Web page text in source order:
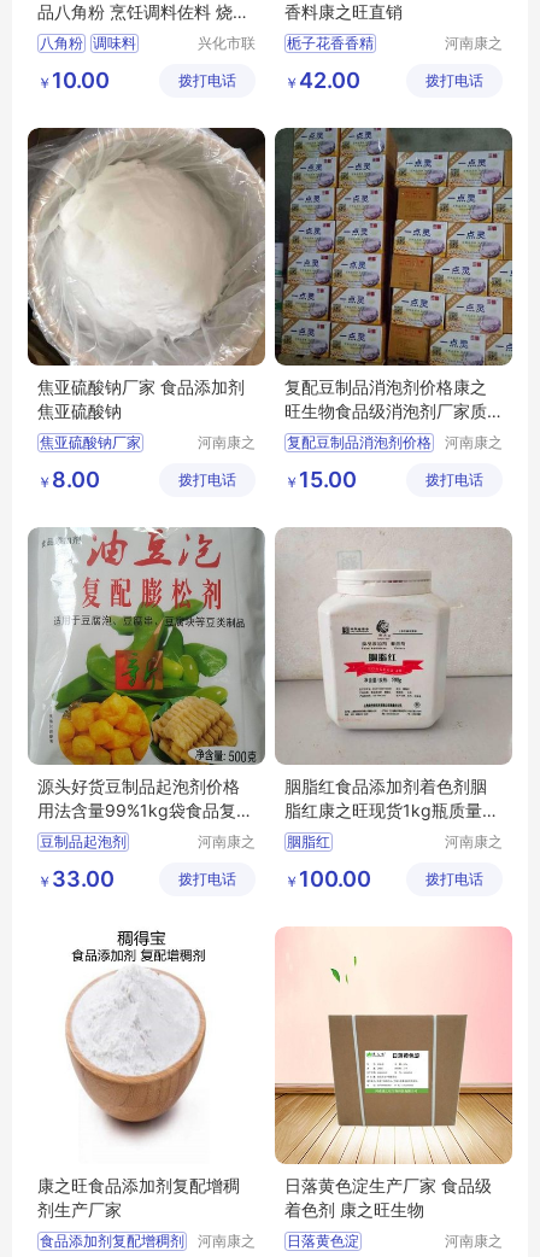
品八角粉 烹饪调料佐料 烧烤
食品调味料
八角粉 调味料
厨房调味品
兴化市联
限公司
￥ 10.00 拨打电话
香料康之旺直销
栀子花香香精
河南康之
技有限公
￥ 42.00 拨打电话
焦亚硫酸钠厂家 食品添加剂
焦亚硫酸钠
焦亚硫酸钠厂家
河南康之
技有限公
￥ 8.00 拨打电话
复配豆制品消泡剂价格康之
旺生物食品级消泡剂厂家质
量保证
复配豆制品消泡剂价格
河南康之
技有限公
￥ 15.00 拨打电话
源头好货豆制品起泡剂价格
用法含量99%1kg袋食品复配
添加剂康之旺品质保证
豆制品起泡剂
河南康之
技有限公
￥ 33.00 拨打电话
胭脂红食品添加剂着色剂胭
脂红康之旺现货1kg瓶质量保
证
胭脂红
河南康之
技有限公
￥ 100.00 拨打电话
康之旺食品添加剂复配增稠
剂生产厂家
食品添加剂复配增稠剂
河南康之
日落黄色淀生产厂家 食品级
着色剂 康之旺生物
日落黄色淀
河南康之